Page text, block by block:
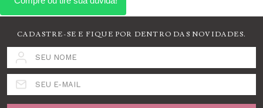
CADASTRE-SE E FIQUE POR DENTRO DAS NOVIDADES.
SEU NOME
SEU E-MAIL